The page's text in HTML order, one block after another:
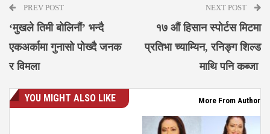
PREV POST
‘मुखले तिमी बोलिनौं’ भन्दै
एकअर्कामा गुनासो पोख्दै जनक
र विमला
NEXT POST
१७ औं हिसान स्पोर्टस मिटमा
प्रतिभा च्याम्यिन, रनिङ्ग शिल्ड
माथि पनि कब्जा
YOU MIGHT ALSO LIKE More From Author